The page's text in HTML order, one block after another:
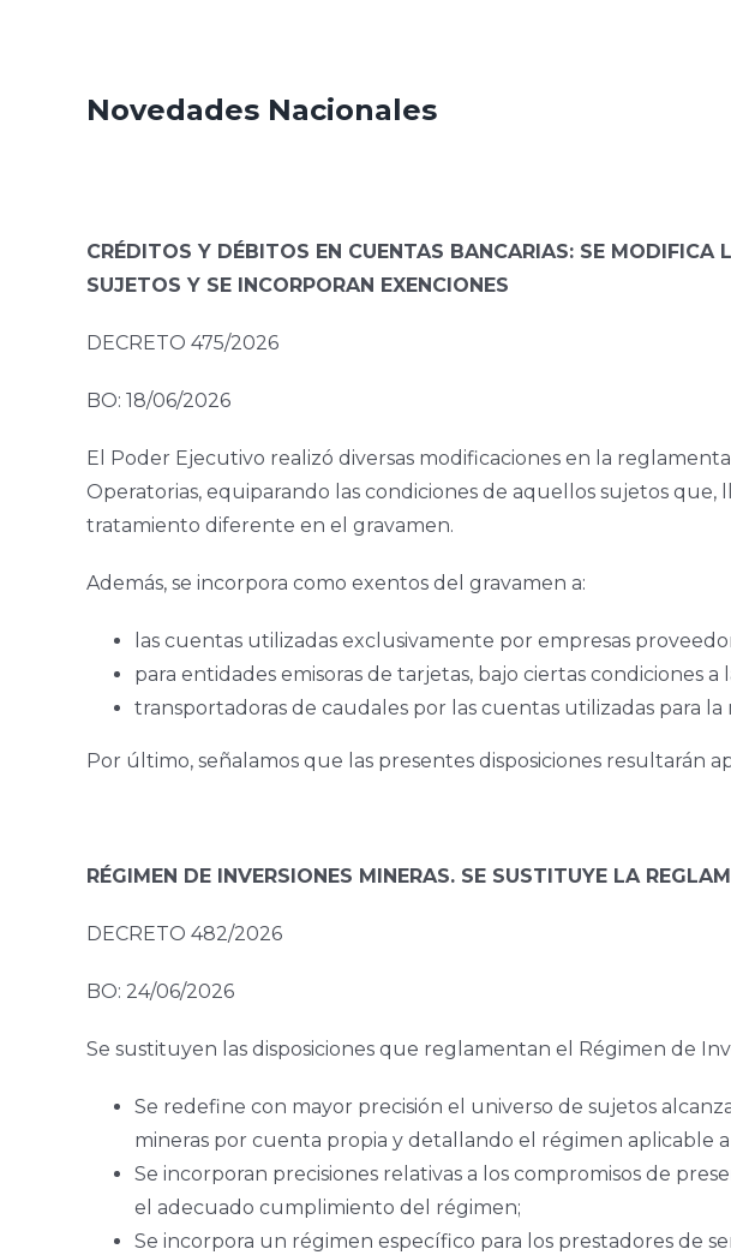
Novedades Nacionales
CRÉDITOS Y DÉBITOS EN CUENTAS BANCARIAS: SE MODIFICA
SUJETOS Y SE INCORPORAN EXENCIONES
DECRETO 475/2026
BO: 18/06/2026
El Poder Ejecutivo realizó diversas modificaciones en la
Operatorias, equiparando las condiciones de aquellos sujetos
tratamiento diferente en el gravamen.
Además, se incorpora como exentos del gravamen a:
las cuentas utilizadas exclusivamente por empresas
para entidades emisoras de tarjetas, bajo ciertas condiciones
transportadoras de caudales por las cuentas utilizadas para
Por último, señalamos que las presentes disposiciones resultarán
RÉGIMEN DE INVERSIONES MINERAS. SE SUSTITUYE LA
DECRETO 482/2026
BO: 24/06/2026
Se sustituyen las disposiciones que reglamentan el Régimen de
Se redefine con mayor precisión el universo de sujetos
mineras por cuenta propia y detallando el régimen aplicable
Se incorporan precisiones relativas a los compromisos de
el adecuado cumplimiento del régimen;
Se incorpora un régimen específico para los prestadores de